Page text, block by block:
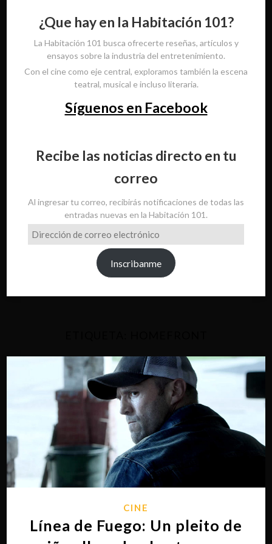
¿Que hay en la Habitación 101?
La Habitación 101 busca ofrecerte reseñas, artículos y
ensayos sobre la industria del entretenimiento.
Con el cine como eje central, exploramos también la escena
teatral, musical e incluso literaria.
Síguenos en Facebook
Recibe las noticias directo en tu
correo
Al ingresar tu correo, recibirás notificaciones de todas las
entradas nuevas en la Habitación 101.
Dirección
de
Inscribanme
CINE
Línea de Fuego: Un pleito de